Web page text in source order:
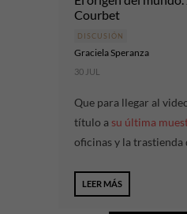
Courbet
DISCUSIÓN
Graciela Speranza
30 JUL
Que para llegar al
título a su última
oficinas y la trastienda
LEER MÁS